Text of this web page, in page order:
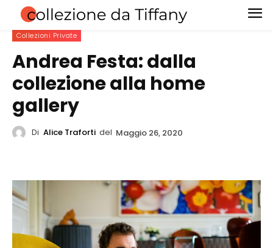
Collezioni Private
Andrea Festa: dalla
collezione alla home
gallery
Di Alice Traforti del Maggio 26, 2020